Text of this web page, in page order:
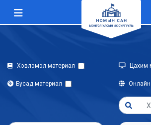
Хэвлэмэл материал Цахим
Бусад материал Онлайн